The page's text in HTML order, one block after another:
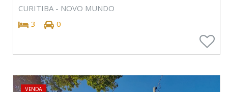
CURITIBA - NOVO MUNDO
3
0
VENDA